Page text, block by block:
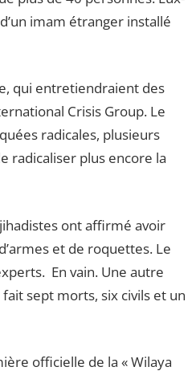
imam étranger installé
qui entretiendraient des
Crisis Group. Le
radicales, plusieurs
radicaliser plus encore la
ont affirmé avoir
et de roquettes. Le
En vain. Une autre
fait sept morts, six civils et un
officielle de la « Wilaya